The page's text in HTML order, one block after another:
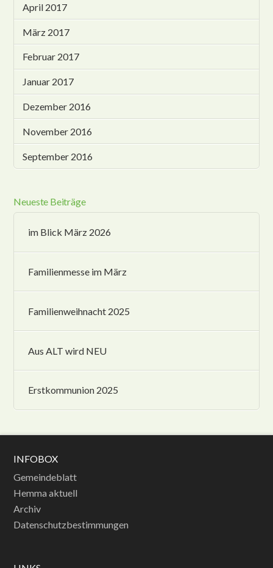
April 2017
März 2017
Februar 2017
Januar 2017
Dezember 2016
November 2016
September 2016
Neueste Beiträge
im Blick März 2026
Familienmesse im März
Familienweihnacht 2025
Aus ALT wird NEU
Erstkommunion 2025
INFOBOX
Gemeindeblatt
Hemma aktuell
Archiv
Datenschutzbestimmungen